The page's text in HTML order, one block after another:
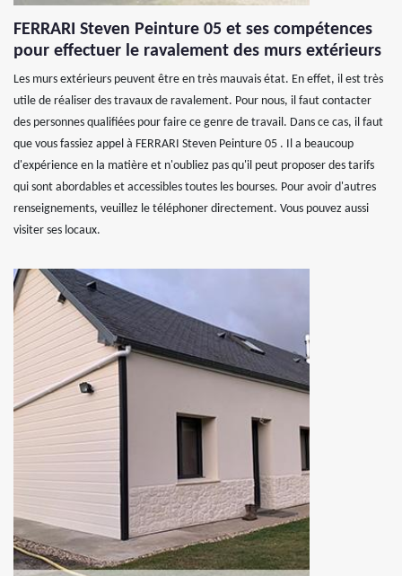
FERRARI Steven Peinture 05 et ses compétences
pour effectuer le ravalement des murs extérieurs
Les murs extérieurs peuvent être en très mauvais état. En effet, il est très
utile de réaliser des travaux de ravalement. Pour nous, il faut contacter
des personnes qualifiées pour faire ce genre de travail. Dans ce cas, il faut
que vous fassiez appel à FERRARI Steven Peinture 05 . Il a beaucoup
d'expérience en la matière et n'oubliez pas qu'il peut proposer des tarifs
qui sont abordables et accessibles toutes les bourses. Pour avoir d'autres
renseignements, veuillez le téléphoner directement. Vous pouvez aussi
visiter ses locaux.